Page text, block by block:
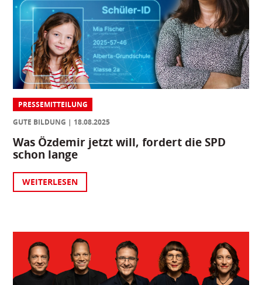
PRESSEMITTEILUNG
GUTE BILDUNG
18.08.2025
Was Özdemir jetzt will, fordert die SPD
schon lange
WEITERLESEN